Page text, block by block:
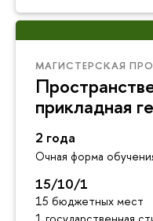
МАГИСТЕРСКАЯ
прикладная
2 года
Очная форма
15/10/1
15 бюджетных мест
1 государственная